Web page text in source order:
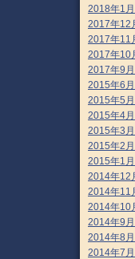
2018年1月
2017年12
2017年11
2017年10
2017年9月
2015年6月
2015年5月
2015年4月
2015年3月
2015年2月
2015年1月
2014年12
2014年11
2014年10
2014年9月
2014年8月
2014年7月